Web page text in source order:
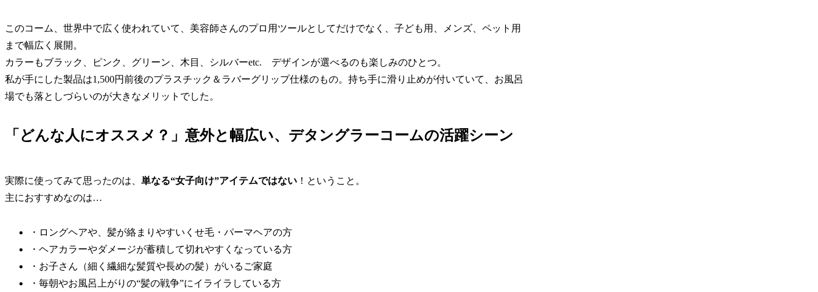
このコーム、世界中で広く使われていて、美容師さんのプロ用ツールとしてだけでなく、子ども用、メンズ、ペット用
まで幅広く展開。
カラーもブラック、ピンク、グリーン、木目、シルバーetc. デザインが選べるのも楽しみのひとつ。
私が手にした製品は1,500円前後のプラスチック＆ラバーグリップ仕様のもの。持ち手に滑り止めが付いていて、お風呂
場でも落としづらいのが大きなメリットでした。
「どんな人にオススメ？」意外と幅広い、デタングラーコームの活躍シーン
実際に使ってみて思ったのは、 単なる“女子向け”アイテムではない ！ということ。
主におすすめなのは…
・ロングヘアや、髪が絡まりやすいくせ毛・パーマヘアの方
・ヘアカラーやダメージが蓄積して切れやすくなっている方
・お子さん（細く繊細な髪質や長めの髪）がいるご家庭
・毎朝やお風呂上がりの“髪の戦争”にイライラしている方